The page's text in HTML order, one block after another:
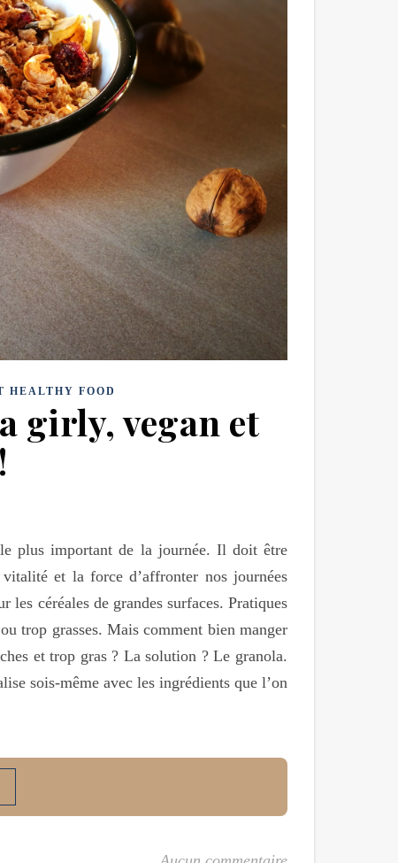
HEALTHY FOOD
girly, vegan et
plus important de la journée. Il doit être
et la force d’affronter nos journées
les céréales de grandes surfaces. Pratiques
trop grasses. Mais comment bien manger
et trop gras ? La solution ? Le granola.
sois-même avec les ingrédients que l’on